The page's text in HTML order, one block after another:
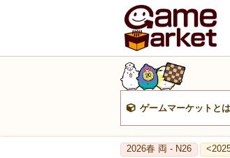
ゲームマーケットとは
2026春 両 - N26